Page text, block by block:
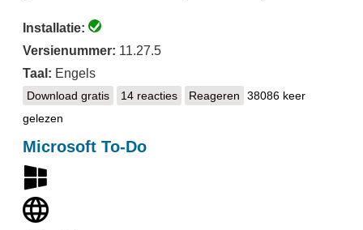
Installatie:
Versienummer: 11.27.5
Taal: Engels
Download gratisEvernote
14 reacties Reageren
38086 keer
gelezen
Microsoft To-Do